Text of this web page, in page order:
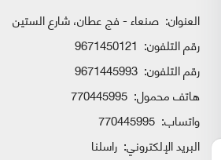
العنوان: صنعاء - فج عطان، شارع الستين
رقم التلفون: 9671450121
رقم التلفون: 9671445993
هاتف محمول: 770445995
واتساب:
البريد الإلكتروني: راسلنا